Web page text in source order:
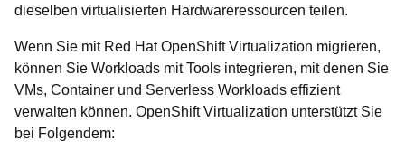
dieselben virtualisierten Hardwareressourcen teilen.
Wenn Sie mit Red Hat OpenShift Virtualization migrieren,
können Sie Workloads mit Tools integrieren, mit denen Sie
VMs, Container und Serverless Workloads effizient
verwalten können. OpenShift Virtualization unterstützt Sie
bei Folgendem: